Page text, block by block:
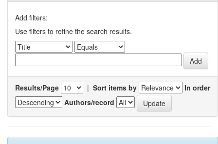
Add filters:
Use filters to refine the search results.
Results/Page | Sort items by
In order
Authors/record